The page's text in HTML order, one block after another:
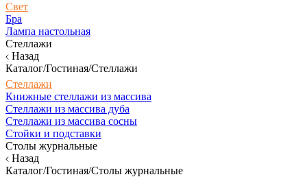
Свет
Бра
Лампа настольная
Стеллажи
Назад
Каталог/Гостиная/Стеллажи
Стеллажи
Книжные стеллажи из массива
Стеллажи из массива дуба
Стеллажи из массива сосны
Стойки и подставки
Столы журнальные
Назад
Каталог/Гостиная/Столы журнальные